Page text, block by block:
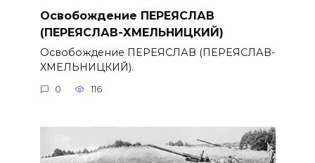
Освобождение ПЕРЕЯСЛАВ
(ПЕРЕЯСЛАВ-ХМЕЛЬНИЦКИЙ)
Освобождение ПЕРЕЯСЛАВ (ПЕРЕЯСЛАВ-
ХМЕЛЬНИЦКИЙ).
0 116